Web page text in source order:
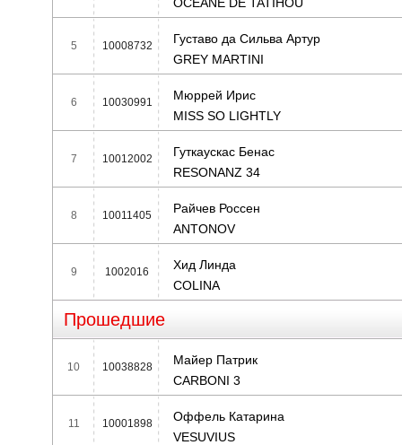
5 10008732
Густаво да Сильва Артур
GREY MARTINI
6 10030991
Мюррей Ирис
MISS SO LIGHTLY
7 10012002
Гуткаускас Бенас
RESONANZ 34
8 10011405
Райчев Россен
ANTONOV
9 1002016
Хид Линда
COLINA
Прошедшие
10 10038828
Майер Патрик
CARBONI 3
11 10001898
Оффель Катарина
VESUVIUS